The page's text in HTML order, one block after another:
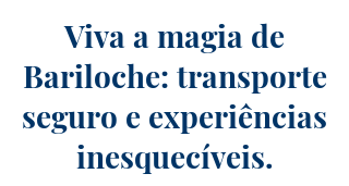
Viva a magia de
Bariloche: transporte
seguro e experiências
inesquecíveis.